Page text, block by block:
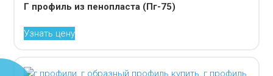
Г профиль из пенопласта (Пг-75)
Узнать цену